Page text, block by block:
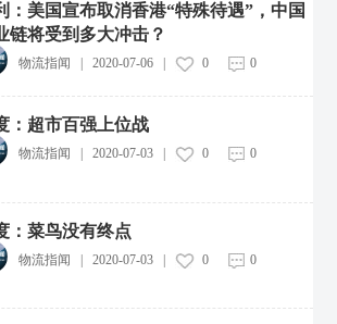
：美国宣布取消香港“特殊待遇”，中国
链将受到多大冲击？
物流指闻 2020-07-06| 0 0
：超市百强上位战
物流指闻 2020-07-03| 0 0
：菜鸟没有终点
物流指闻 | 2020-07-03| 0 0